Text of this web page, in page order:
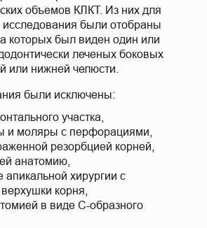
объемов КЛКТ. Из них для
были отобраны
которых был виден один или
леченых боковых
или нижней челюсти.
были исключены:
участка,
и моляры с перфорациями,
резорбцией корней,
анатомию,
апикальной хирургии с
корня,
в виде С-образного